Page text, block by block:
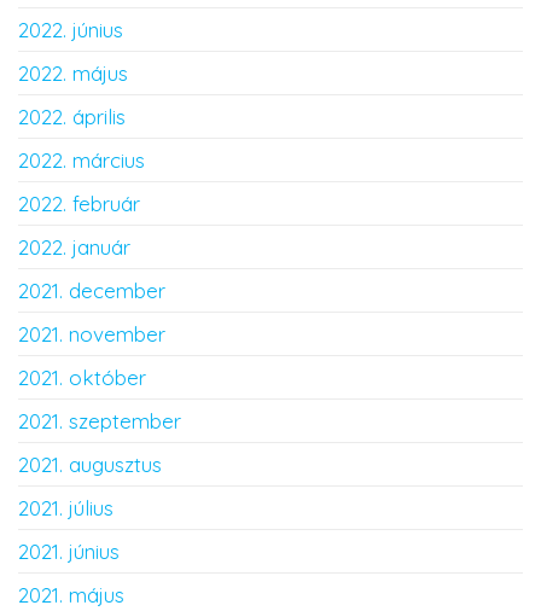
2022. június
2022. május
2022. április
2022. március
2022. február
2022. január
2021. december
2021. november
2021. október
2021. szeptember
2021. augusztus
2021. július
2021. június
2021. május